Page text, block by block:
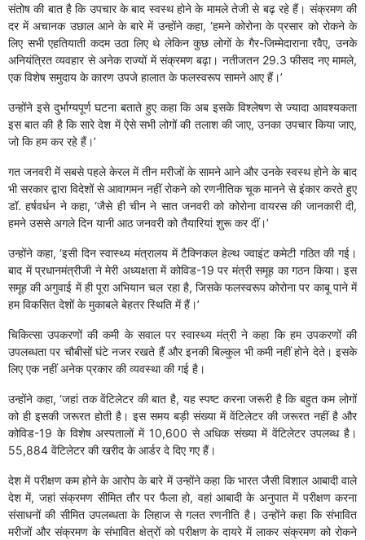
संतोष की बात है कि उपचार के बाद स्वस्थ होने के मामले तेजी से बढ़ रहे हैं। संक्रमण की
दर में अचानक उछाल आने के बारे में उन्होंने कहा, ‘हमने कोरोना के प्रसार को रोकने के
लिए सभी एहतियाती कदम उठा लिए थे लेकिन कुछ लोगों के गैर-जिम्मेदाराना रवैए, उनके
अनियंत्रित व्यवहार से अनेक राज्यों में संक्रमण बढ़ा। नतीजतन 29.3 फीसद नए मामले,
एक विशेष समुदाय के कारण उपजे हालात के फलस्वरूप सामने आए हैं।’
उन्होंने इसे दुर्भाग्यपूर्ण घटना बताते हुए कहा कि अब इसके विश्लेषण से ज्यादा आवश्यकता
इस बात की है कि सारे देश में ऐसे सभी लोगों की तलाश की जाए, उनका उपचार किया जाए,
जो कि हम कर रहे हैं।’
गत जनवरी में सबसे पहले केरल में तीन मरीजों के सामने आने और उनके स्वस्थ होने के बाद
भी सरकार द्वारा विदेशों से आवागमन नहीं रोकने को रणनीतिक चूक मानने से इंकार करते हुए
डॉ. हर्षवर्धन ने कहा, ‘जैसे ही चीन ने सात जनवरी को कोरोना वायरस की जानकारी दी,
हमने उससे अगले दिन यानी आठ जनवरी को तैयारियां शुरू कर दीं।’
उन्होंने कहा, ‘इसी दिन स्वास्थ्य मंत्रालय में टैक्निकल हेल्थ ज्वाइंट कमेटी गठित की गई।
बाद में प्रधानमंत्रीजी ने मेरी अध्यक्षता में कोविड-19 पर मंत्री समूह का गठन किया। इस
समूह की अगुवाई में ही पूरा अभियान चल रहा है, जिसके फलस्वरूप कोरोना पर काबू पाने में
हम विकसित देशों के मुकाबले बेहतर स्थिति में हैं।’
चिकित्सा उपकरणों की कमी के सवाल पर स्वास्थ्य मंत्री ने कहा कि हम उपकरणों की
उपलब्धता पर चौबीसों घंटे नजर रखते हैं और इनकी बिल्कुल भी कमी नहीं होने देते। इसके
लिए एक नहीं अनेक प्रकार की व्यवस्था की गई है।
उन्होंने कहा, ‘जहां तक वेंटिलेटर की बात है, यह स्पष्ट करना जरूरी है कि बहुत कम लोगों
को ही इसकी जरूरत होती है। इस समय बड़ी संख्या में वेंटिलेटर की जरूरत नहीं है और
कोविड-19 के विशेष अस्पतालों में 10,600 से अधिक संख्या में वेंटिलेटर उपलब्ध है।
55,884 वेंटिलेटर की खरीद के आर्डर दे दिए गए हैं।
देश में परीक्षण कम होने के आरोप के बारे में उन्होंने कहा कि भारत जैसी विशाल आबादी वाले
देश में, जहां संक्रमण सीमित तौर पर फैला हो, वहां आबादी के अनुपात में परीक्षण करना
संसाधनों की सीमित उपलब्धता के लिहाज से गलत रणनीति है। उन्होंने कहा कि संभावित
मरीजों और संक्रमण के संभावित क्षेत्रों को परीक्षण के दायरे में लाकर संक्रमण को रोकने